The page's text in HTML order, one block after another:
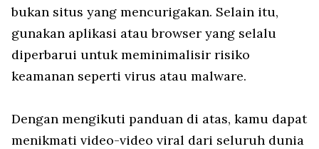
bukan situs yang mencurigakan. Selain itu,
gunakan aplikasi atau browser yang selalu
diperbarui untuk meminimalisir risiko
keamanan seperti virus atau malware.
Dengan mengikuti panduan di atas, kamu dapat
menikmati video-video viral dari seluruh dunia